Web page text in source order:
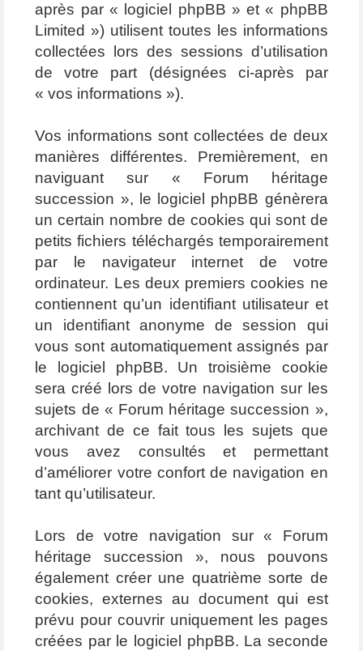
après par « logiciel phpBB » et « phpBB
Limited ») utilisent toutes les informations
collectées lors des sessions d’utilisation
de votre part (désignées ci-après par
« vos informations »).
Vos informations sont collectées de deux
manières différentes. Premièrement, en
naviguant sur « Forum héritage
succession », le logiciel phpBB génèrera
un certain nombre de cookies qui sont de
petits fichiers téléchargés temporairement
par le navigateur internet de votre
ordinateur. Les deux premiers cookies ne
contiennent qu’un identifiant utilisateur et
un identifiant anonyme de session qui
vous sont automatiquement assignés par
le logiciel phpBB. Un troisième cookie
sera créé lors de votre navigation sur les
sujets de « Forum héritage succession »,
archivant de ce fait tous les sujets que
vous avez consultés et permettant
d’améliorer votre confort de navigation en
tant qu’utilisateur.
Lors de votre navigation sur « Forum
héritage succession », nous pouvons
également créer une quatrième sorte de
cookies, externes au document qui est
prévu pour couvrir uniquement les pages
créées par le logiciel phpBB. La seconde